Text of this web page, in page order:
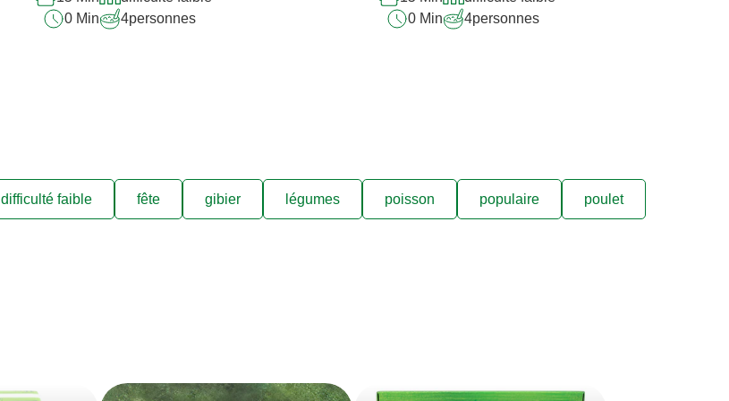
0 Min
4personnes
0 Min
4personnes
difficulté faible fête gibier légumes poisson populaire poulet